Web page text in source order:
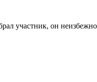
участник, он неизбежно